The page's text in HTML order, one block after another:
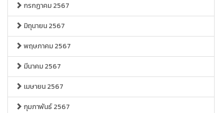
กรกฏาคม 2567
มิถุนายน 2567
พฤษภาคม 2567
มีนาคม 2567
เมษายน 2567
กุมภาพันธ์ 2567